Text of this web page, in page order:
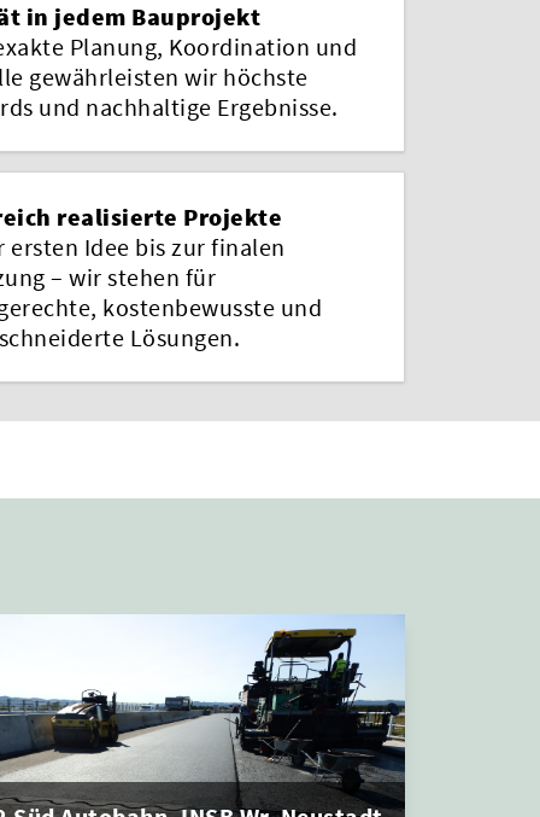
in jedem Bauprojekt
Planung, Koordination und
gewährleisten wir höchste
und nachhaltige Ergebnisse.
realisierte Projekte
ersten Idee bis zur finalen
– wir stehen für
kostenbewusste und
Lösungen.